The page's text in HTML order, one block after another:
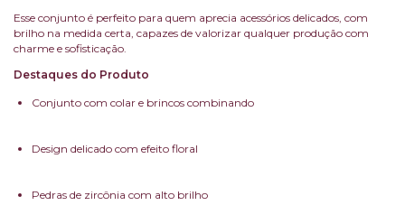
Esse conjunto é perfeito para quem aprecia acessórios delicados, com
brilho na medida certa, capazes de valorizar qualquer produção com
charme e sofisticação.
Destaques do Produto
Conjunto com colar e brincos combinando
Design delicado com efeito floral
Pedras de zircônia com alto brilho